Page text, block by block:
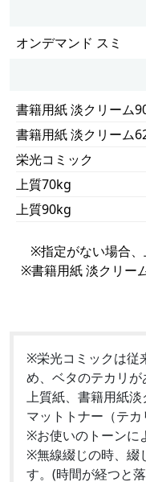
オンデマンド スミ
書籍用紙 淡クリーム
書籍用紙 淡クリーム
栄光コミック
上質70kg
上質90kg
※指定がない場合、
※書籍用紙 淡クリー
※栄光コミックは従
め、ベタのテカリが
上質紙、書籍用紙
マットトナー（テカ
※お使いのトーンに
※無線綴じの時、綴
す。(時間が経つと